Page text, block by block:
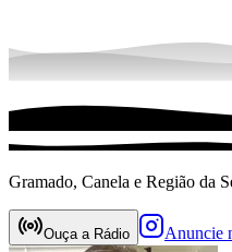
Gramado, Canela e Região da
Ouça a Rádio Anuncie